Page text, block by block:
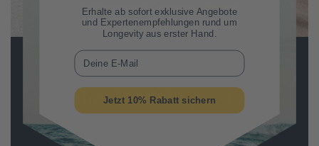
Welches Produkt passt zu
Deinem Körper?
Erhalte ab sofortexklusive Angebote
und Expertenempfehlungen rund um
Longevity aus erster Hand.
E-Mail
Jetzt 10% Rabatt sichern